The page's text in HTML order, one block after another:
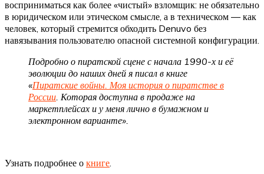
восприниматься как более «чистый» взломщик: не обязательно
в юридическом или этическом смысле, а в техническом — как
человек, который стремится обходить Denuvo без
навязывания пользователю опасной системной конфигурации.
Подробно о пиратской сцене с начала 1990-х и её
эволюции до наших дней я писал в книге
«Пиратские войны. Моя история о пиратстве в
России. Которая доступна в продаже на
маркетплейсах и у меня лично в бумажном и
электронном варианте».
Узнать подробнее о книге.